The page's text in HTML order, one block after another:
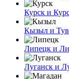
Курск и
Кызыл и
Липецк и
Луганск и